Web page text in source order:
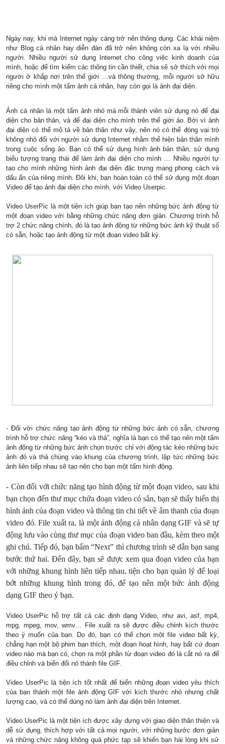
Ngày nay, khi mà Internet ngày càng trở nên thông dụng. Các khái niệm
như Blog cá nhân hay diễn đàn đã trở nên không còn xa lạ với nhiều
người. Nhiều người sử dụng Internet cho công việc kinh doanh của
mình, hoặc để tìm kiếm các thông tin cần thiết, chia sẽ sở thích với mọi
người ở khắp nơi trên thế giới …và thông thường, mỗi người sở hữu
riêng cho mình một tấm ảnh cá nhân, hay còn gọi là ảnh đại diện.
Ảnh cá nhân là một tấm ảnh nhỏ mà mỗi thành viên sử dụng nó để đại
diện cho bản thân, và để đại diện cho mình trên thế giới ảo. Bởi vì ảnh
đại diện có thể mô tả về bản thân như vậy, nên nó có thể đóng vai trò
không nhỏ đối với người sử dụng Internet nhằm thể hiện bản thân mình
trong cuộc sống ảo. Bạn có thể sử dụng hình ảnh bản thân, sử dụng
biểu tượng trạng thái để làm ảnh đại diện cho mình … Nhiều người tự
tạo cho mình những hình ảnh đại diện đặc trưng mang phong cách và
dấu ấn của riêng mình. Đôi khi, bạn hoàn toàn có thể sử dụng một đoạn
Video để tạo ảnh đại diện cho mình, với Video Userpic.
Video UserPic là một tiện ích giúp bạn tạo nên những bức ảnh động từ
một đoạn video với bằng những chức năng đơn giản. Chương trình hỗ
trợ 2 chức năng chính, đó là tạo ảnh động từ những bức ảnh kỹ thuật số
có sẵn, hoặc tạo ảnh động từ một đoạn video bất kỳ.
- Đối với chức năng tạo ảnh động từ những bức ảnh có sẵn, chương
trình hỗ trợ chức năng “kéo và thả”, nghĩa là bạn có thể tạo nên một tấm
ảnh động từ những bức ảnh chọn trước chỉ với động tác kéo những bức
ảnh đó và thả chúng vào khung của chương trình, lập tức những bức
ảnh liên tiếp nhau sẽ tạo nên cho bạn một tấm hình động.
- Còn đối với chức năng tạo hình động từ một đoạn video, sau khi
bạn chọn đến thư mục chứa đoạn video có sẵn, bạn sẽ thấy hiển thị
hình ảnh của đoạn video và thông tin chi tiết về âm thanh của đoạn
video đó. File xuất ra, là một ảnh động cá nhân dạng GIF và sẽ tự
động lưu vào cùng thư mục của đoạn video ban đầu, kèm theo một
ghi chú. Tiếp đó, bạn bấm “Next” thì chương trình sẽ dẫn bạn sang
bước thứ hai. Đến đây, bạn sẽ được xem qua đoạn video của bạn
với những khung hình liên tiếp nhau, tiện cho bạn quản lý để loại
bớt những khung hình trong đó, để tạo nên một bức ảnh động
dạng GIF theo ý bạn.
Video UserPic hỗ trợ tất cả các định dạng Video, như avi, asf, mp4,
mpg, mpeg, mov, wmv… File xuất ra sẽ được điều chỉnh kích thước
theo ý muốn của bạn. Do đó, bạn có thể chọn một file video bất kỳ,
chẳng hạn một bộ phim bạn thích, một đoạn hoạt hình, hay bất cứ đoạn
video nào mà bạn có, chọn ra một phần từ đoạn video đó là cắt nó ra để
điều chỉnh và biến đổi nó thành file GIF.
Video UserPic là tiện ích tốt nhất để biến những đoạn video yêu thích
của bạn thành một file ảnh động GIF với kích thước nhỏ nhưng chất
lượng cao, và có thể dùng nó làm ảnh đại diện trên Internet.
Video UserPic là một tiện ích được xây dựng với giao diện thân thiện và
dễ sử dụng, thích hợp với tất cả mọi người, với những bước đơn giản
và những chức năng không quá phức tạp sẽ khiến bạn hài lòng khi sử